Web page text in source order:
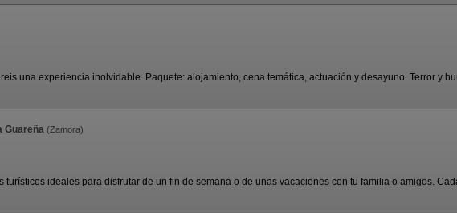
una experiencia inolvidable. Paquete: alojamiento, cena temática, actuación y desayuno. Terror y
Guareña (Zamora)
turísticos ideales para disfrutar de un fin de semana o de unas vacaciones con tu familia o amigos.